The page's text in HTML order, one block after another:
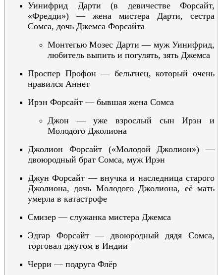
Уинифрид Дарти (в девичестве Форсайт,
«Фредди») — жена мистера Дарти, сестра
Сомса, дочь Джемса Форсайта
Монтегью Мозес Дарти — муж Уинифрид,
любитель выпить и погулять, зять Джемса
Проспер Профон — бельгиец, который очень
нравился Аннет
Ирэн Форсайт — бывшая жена Сомса
Джон —уже взрослый сын Ирэн и
Молодого Джолиона
Джолион Форсайт («Молодой Джолион») —
двоюродный брат Сомса, муж Ирэн
Джун Форсайт — внучка и наследница старого
Джолиона, дочь Молодого Джолиона, её мать
умерла в катастрофе
Смизер — служанка мистера Джемса
Эдгар Форсайт — двоюродный дядя Сомса,
торговал джутом в Индии
Черри — подруга Флёр